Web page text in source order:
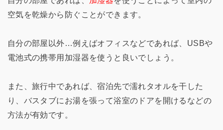
空気を乾燥から防ぐことができます。
自分の部屋以外…例えばオフィスなどであれば、USBや
電池式の携帯用加湿器を使うと良いでしょう。
また、旅行中であれば、宿泊先で濡れタオルを干した
り、バスタブにお湯を張って浴室のドアを開けるなどの
方法が有効です。